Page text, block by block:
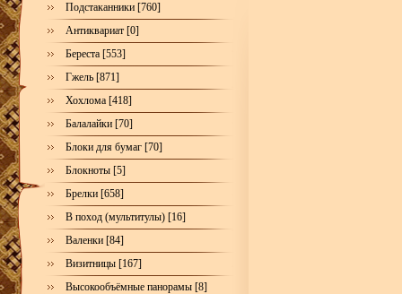
Подстаканники [760]
Антиквариат [0]
Береста [553]
Гжель [871]
Хохлома [418]
Балалайки [70]
Блоки для бумаг [70]
Блокноты [5]
Брелки [658]
В поход (мультитулы) [16]
Валенки [84]
Визитницы [167]
Высокообъёмные панорамы [8]